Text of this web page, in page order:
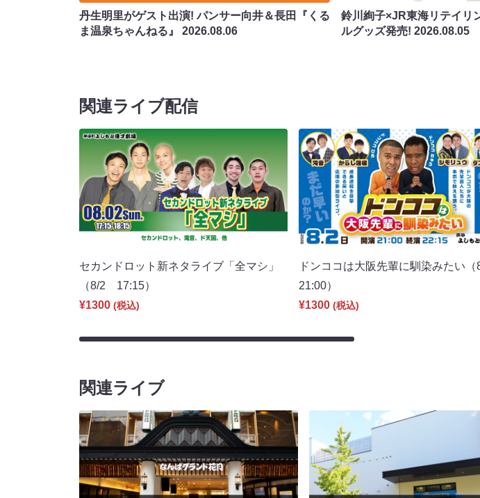
丹生明里がゲスト出演! パンサー向井＆長田『くる
ま温泉ちゃんねる』 2026.08.06
鈴川絢子×JR東海リテイリ
ルグッズ発売!2026.08.05
関連ライブ配信
セカンドロット新ネタライブ「全マシ」
（8/2 17:15）
¥1300 (税込)
ドンココは大阪先輩に馴染みたい
21:00）
¥1300 (税込)
関連ライブ